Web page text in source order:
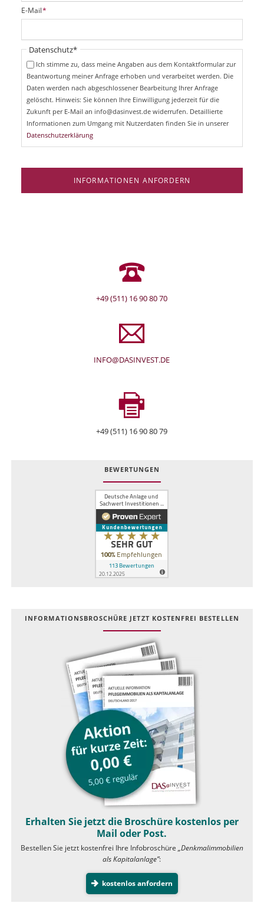
i
c
t
f
P
f
i
E-Mail*
Pflichtfeld
Datenschutz*
Ich stimme zu, dass meine Angaben aus dem Kontaktformular zur
Beantwortung meiner Anfrage erhoben und verarbeitet werden. Die
Daten werden nach abgeschlossener Bearbeitung Ihrer Anfrage
gelöscht. Hinweis: Sie können Ihre Einwilligung jederzeit für die
Zukunft per E-Mail an info@dasinvest.de widerrufen. Detaillierte
Informationen zum Umgang mit Nutzerdaten finden Sie in unserer
Datenschutzerklärung
INFORMATIONEN ANFORDERN
+49 (511) 16 90 80 70
INFO@DASINVEST.DE
+49 (511) 16 90 80 79
BEWERTUNGEN
INFOR­MATIONS­BROSCHÜRE JETZT KOSTEN­FREI BESTELLEN
Erhalten Sie jetzt die Broschüre kostenlos per
Mail oder Post.
Bestellen Sie jetzt kostenfrei Ihre Infobroschüre „Denkmalimmobilien
als Kapitalanlage”:
kostenlos anfordern